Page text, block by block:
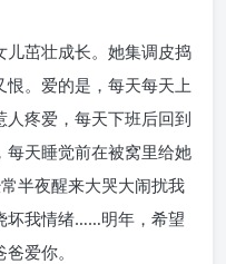
茁壮成长。她集调皮捣
。爱的是，每天每天上
疼爱，每天下班后回到
天睡觉前在被窝里给她
半夜醒来大哭大闹扰我
坏我情绪……明年，希望
爱你。